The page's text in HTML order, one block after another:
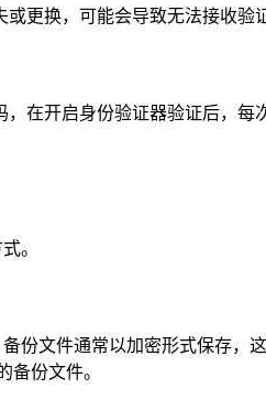
更换，可能会导致无法接收验
，在开启身份验证器验证后，
。
份文件通常以加密形式保存
备份文件。